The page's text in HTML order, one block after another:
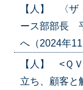
【人】 〈ザ
ース部部長
へ（2024年
【人】 <Ｑ
立ち、顧客と